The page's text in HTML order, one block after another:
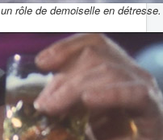
rôle de demoiselle en